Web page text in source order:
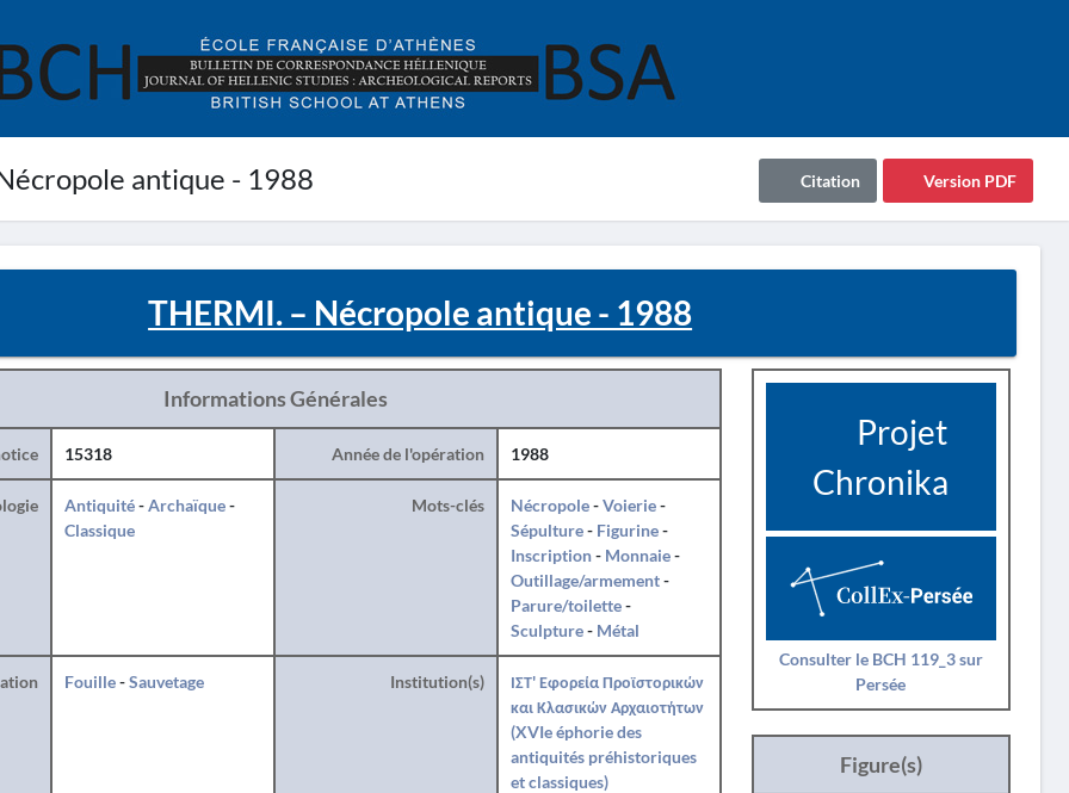
antique - 1988 Version PDF
Citation
THERMI. – Nécropole antique - 1988
Informations Générales
15318 Année de l'opération 1988
Antiquité-Archaïque-
Classique
Mots-clés Nécropole-Voierie-
Sépulture- Figurine-
Inscription- Monnaie-
Outillage/armement-
Parure/toilette-
Sculpture- Métal
Fouille-Sauvetage Institution(s)
ΙΣΤ' Εφορεία Προϊστορικών
και Κλασικών Αρχαιοτήτων
(XVIe éphorie des
antiquités préhistoriques
et classiques)
Projet
Chronika
Consulter le BCH 119_3 sur
Persée
Figure(s)